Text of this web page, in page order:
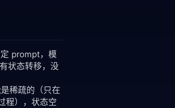
prompt，模
状态转移，没
稀疏的（只在
程），状态空